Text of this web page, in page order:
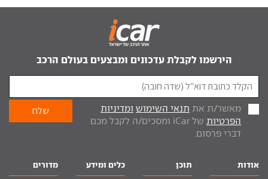
הירשמו לקבלת עדכונים ומבצעים בעולם הרכב
מאשר/ת את תנאי השימוש ומדיניות
הפרטיות
של iCar ומסכים/ה לקבל מכם
דברי פרסום.
אודות תוכן כלים ומידע מדורים